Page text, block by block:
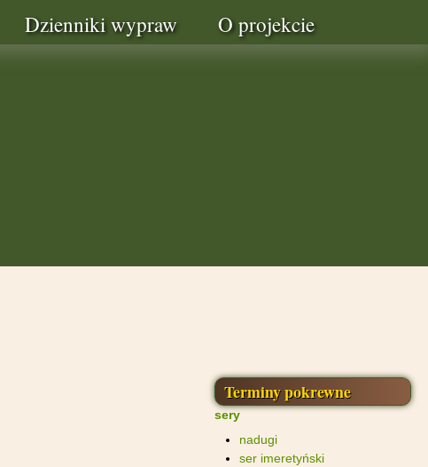
Dzienniki wypraw O projekcie
Terminy pokrewne
sery
nadugi
ser imeretyński